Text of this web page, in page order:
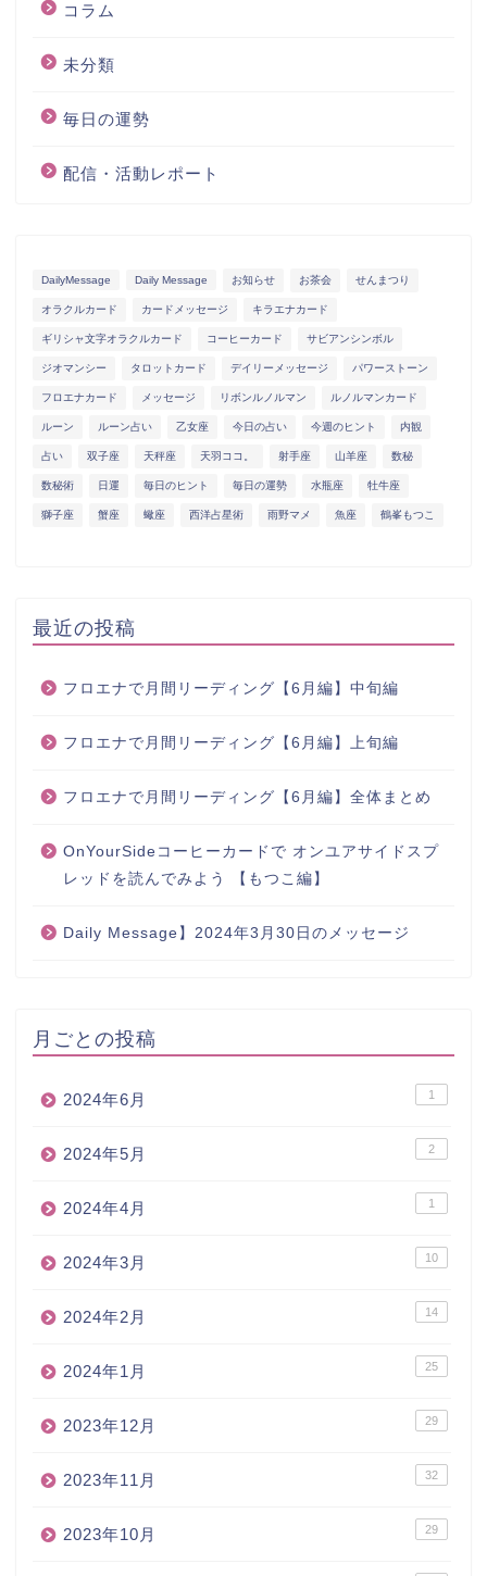
コラム
未分類
毎日の運勢
配信・活動レポート
DailyMessage Daily Message お知らせ お茶会 せんまつり
オラクルカード カードメッセージ キラエナカード
ギリシャ文字オラクルカード コーヒーカード サビアンシンボル
ジオマンシー タロットカード デイリーメッセージ パワーストーン
フロエナカード メッセージ リボンルノルマン ルノルマンカード
ルーン ルーン占い 乙女座 今日の占い 今週のヒント 内観
占い 双子座 天秤座 天羽ココ。 射手座 山羊座 数秘
数秘術 日運 毎日のヒント 毎日の運勢 水瓶座 牡牛座
獅子座 蟹座 蠍座 西洋占星術 雨野マメ 魚座 鶴峯もつこ
最近の投稿
フロエナで月間リーディング【6月編】中旬編
フロエナで月間リーディング【6月編】上旬編
フロエナで月間リーディング【6月編】全体まとめ
OnYourSideコーヒーカードで オンユアサイドスプ
レッドを読んでみよう 【もつこ編】
Daily Message】2024年3月30日のメッセージ
月ごとの投稿
2024年6月 1
2024年5月 2
2024年4月 1
2024年3月 10
2024年2月 14
2024年1月 25
2023年12月 29
2023年11月 32
2023年10月 29